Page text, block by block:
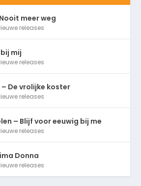
meer weg
releases
mij
releases
De vrolijke koster
releases
– Blijf voor eeuwig bij me
releases
Donna
releases